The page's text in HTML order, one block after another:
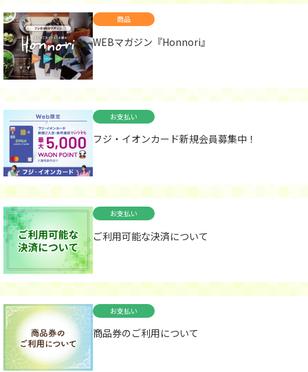
商品
WEBマガジン『Honnori』
お支払い
フジ・イオンカード新規会員募集中！
お支払い
ご利用可能な決済について
お支払い
商品券のご利用について